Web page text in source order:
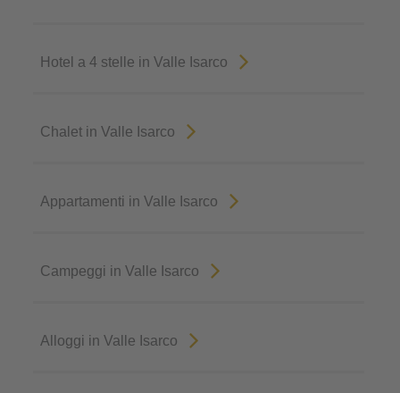
Hotel a 4 stelle in Valle Isarco
Chalet in Valle Isarco
Appartamenti in Valle Isarco
Campeggi in Valle Isarco
Alloggi in Valle Isarco